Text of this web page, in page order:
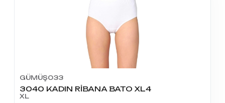
GÜMÜŞ033
3040 KADIN RİBANA BATO XL4
XL